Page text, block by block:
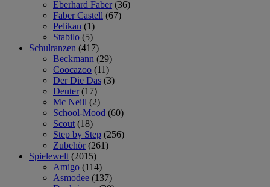
Eberhard Faber (36)
Faber Castell (67)
Pelikan (1)
Stabilo (5)
Schulranzen (417)
Beckmann (29)
Coocazoo (11)
Der Die Das (3)
Deuter (17)
Mc Neill (2)
School-Mood (60)
Scout (18)
Step by Step (256)
Zubehör (261)
Spielewelt (2015)
Amigo (114)
Asmodee (137)